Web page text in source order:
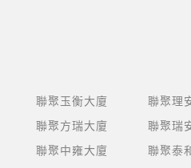
聯聚玉衡大廈
聯聚理
聯聚方瑞大廈
聯聚瑞
聯聚中雍大廈
聯聚泰